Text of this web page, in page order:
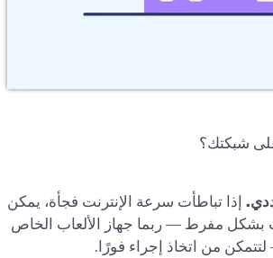
شبكتك؟
إذا تباطأت سرعة الإنترنت فجأة، يمكن
بشكل مفرط — ربما جهاز الألعاب الخاص
من اتخاذ إجراء فورًا.